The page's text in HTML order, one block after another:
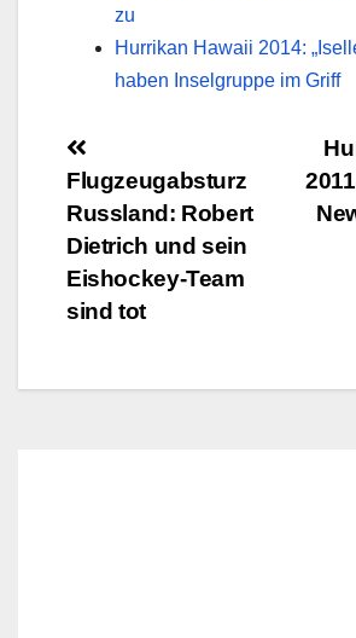
zu
Hurrikan Hawaii 2014:
haben Inselgruppe im Griff
Flugzeugabsturz
Russland: Robert
Dietrich und sein
Eishockey-Team
sind tot